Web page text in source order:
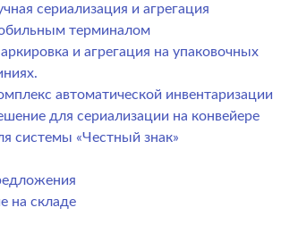
сериализация и агрегация
терминалом
и агрегация на упаковочных
автоматической инвентаризации
для сериализации на конвейере
системы «Честный знак»
на складе